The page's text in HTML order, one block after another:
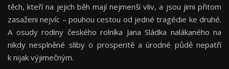
těch, kteří na jejich běh mají nejmenší vliv, a jsou jimi přitom
zasaženi nejvíc – pouhou cestou od jedné tragédie ke druhé.
A osudy rodiny českého rolníka Jana Sládka nalákaného na
nikdy nesplněné sliby o prosperitě a úrodné půdě nepatří
k nijak výjimečným.